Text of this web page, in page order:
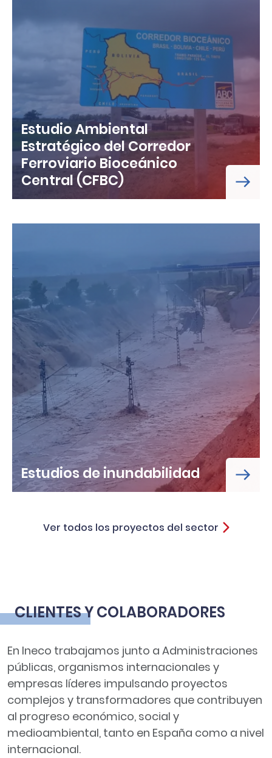
Ver todos los proyectos del sector
Estudio Ambiental
Estratégico del Corredor
Ferroviario Bioceánico
Central (CFBC)
Estudios de inundabilidad
CLIENTES Y COLABORADORES
En Ineco trabajamos junto a Administraciones
públicas, organismos internacionales y
empresas líderes impulsando proyectos
complejos y transformadores que contribuyen
al progreso económico, social y
medioambiental, tanto en España como a nivel
internacional.